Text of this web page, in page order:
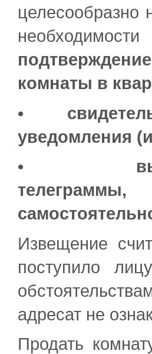
целесообразно
комнаты в
•
уведомления
•
телеграммы,
Извещение
поступило
адресат не
Продать